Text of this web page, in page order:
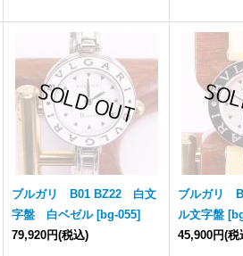
ブルガリ B01 BZ22 白文
字盤 白ベゼル [bg-055]
79,920円(税込)
ブルガリ
ル文字盤 [
45,900円(税